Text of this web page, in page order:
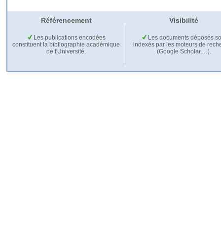
Référencement Visibilité
Les publications encodées
constituent la bibliographie académique
de l'Université.
Les documents déposés
indexés par les moteurs de
(Google Scholar,…).